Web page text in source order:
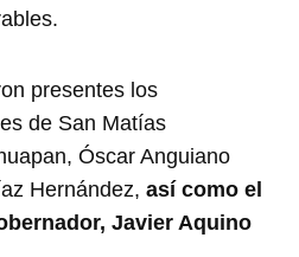
presentes los
de San Matías
Óscar Anguiano
Hernández,así como el
Javier Aquino